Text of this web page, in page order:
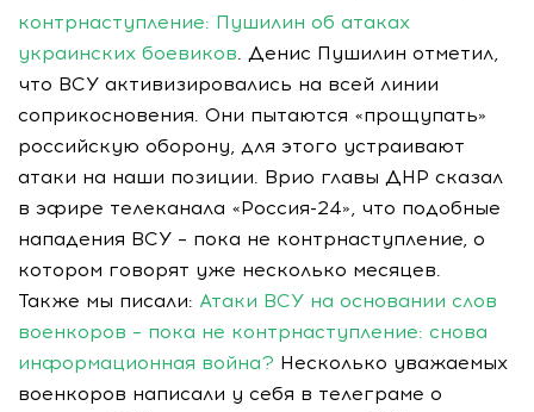
контрнаступление: Пушилин об атаках
украинских боевиков. Денис Пушилин отметил,
что ВСУ активизировались на всей линии
соприкосновения. Они пытаются «прощупать»
российскую оборону, для этого устраивают
атаки на наши позиции. Врио главы ДНР сказал
в эфире телеканала «Россия-24», что подобные
нападения ВСУ – пока не контрнаступление, о
котором говорят уже несколько месяцев.
Также мы писали: Атаки ВСУ на основании слов
военкоров – пока не контрнаступление: снова
информационная война? Несколько уважаемых
военкоров написали у себя в телеграме о